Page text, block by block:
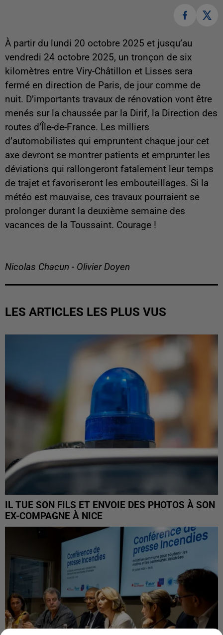
À partir du lundi 20 octobre 2025 et jusqu’au
vendredi 24 octobre 2025, un tronçon de six
kilomètres entre Viry-Châtillon et Lisses sera
fermé en direction de Paris, de jour comme de
nuit. D’importants travaux de rénovation vont être
menés sur la chaussée par la Dirif, la Direction des
routes d’Île-de-France. Les milliers
d’automobilistes qui empruntent chaque jour cet
axe devront se montrer patients et emprunter les
déviations qui rallongeront fatalement leur temps
de trajet et favoriseront les embouteillages. Si la
météo est mauvaise, ces travaux pourraient se
prolonger durant la deuxième semaine des
vacances de la Toussaint. Courage !
Nicolas Chacun - Olivier Doyen
LES ARTICLES LES PLUS VUS
IL TUE SON FILS ET ENVOIE DES PHOTOS À SON
EX-COMPAGNE À NICE